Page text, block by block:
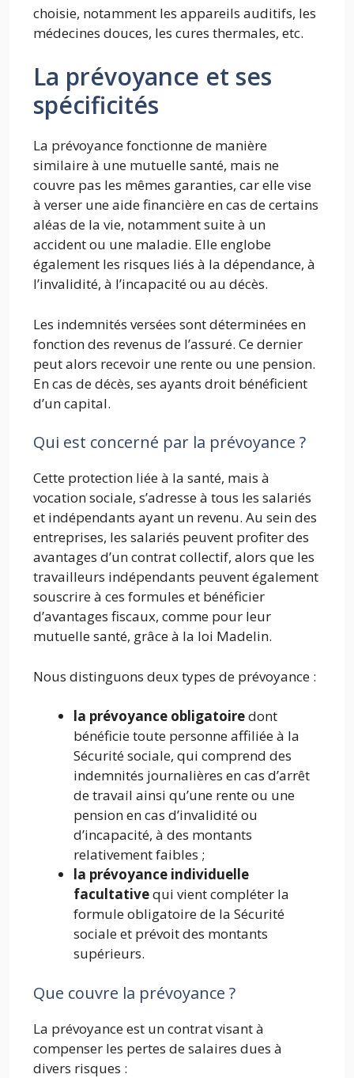
choisie, notamment les appareils auditifs, les
médecines douces, les cures thermales, etc.
La prévoyance et ses
spécificités
La prévoyance fonctionne de manière
similaire à une mutuelle santé, mais ne
couvre pas les mêmes garanties, car elle vise
à verser une aide financière en cas de certains
aléas de la vie, notamment suite à un
accident ou une maladie. Elle englobe
également les risques liés à la dépendance, à
l’invalidité, à l’incapacité ou au décès.
Les indemnités versées sont déterminées en
fonction des revenus de l’assuré. Ce dernier
peut alors recevoir une rente ou une pension.
En cas de décès, ses ayants droit bénéficient
d’un capital.
Qui est concerné par la prévoyance ?
Cette protection liée à la santé, mais à
vocation sociale, s’adresse à tous les salariés
et indépendants ayant un revenu. Au sein des
entreprises, les salariés peuvent profiter des
avantages d’un contrat collectif, alors que les
travailleurs indépendants peuvent également
souscrire à ces formules et bénéficier
d’avantages fiscaux, comme pour leur
mutuelle santé, grâce à la loi Madelin.
Nous distinguons deux types de prévoyance :
la prévoyance obligatoiredont
bénéficie toute personne affiliée à la
Sécurité sociale, qui comprend des
indemnités journalières en cas d’arrêt
de travail ainsi qu’une rente ou une
pension en cas d’invalidité ou
d’incapacité, à des montants
relativement faibles ;
la prévoyance individuelle
facultativequi vient compléter la
formule obligatoire de la Sécurité
sociale et prévoit des montants
supérieurs.
Que couvre la prévoyance ?
La prévoyance est un contrat visant à
compenser les pertes de salaires dues à
divers risques :